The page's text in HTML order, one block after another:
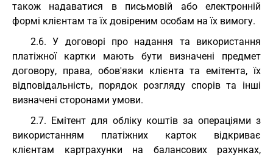
також надаватися в письмовій або електронній
формі клієнтам та їх довіреним особам на їх вимогу.
2.6. У договорі про надання та використання
платіжної картки мають бути визначені предмет
договору, права, обов'язки клієнта та емітента, їх
відповідальність, порядок розгляду спорів та інші
визначені сторонами умови.
2.7. Емітент для обліку коштів за операціями з
використанням платіжних карток відкриває
клієнтам картрахунки на балансових рахунках,